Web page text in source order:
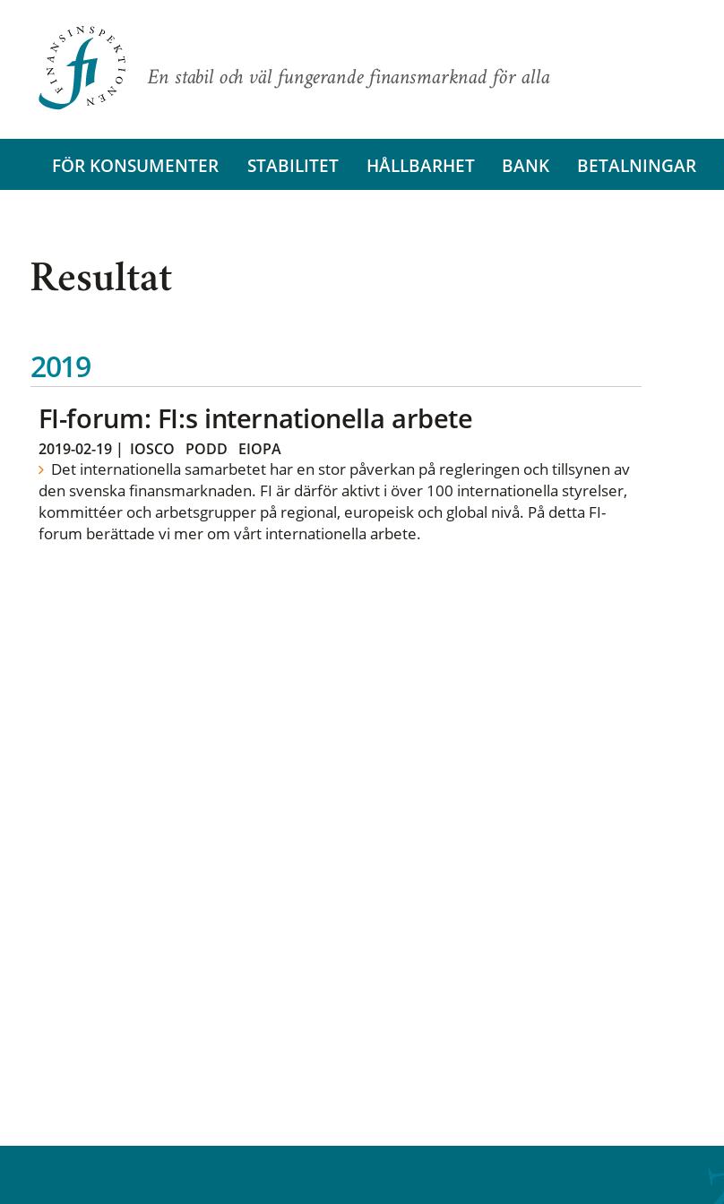
En stabil och väl fungerande finansmarknad för alla
FÖR KONSUMENTER STABILITET HÅLLBARHET BANK BETALNINGAR
Resultat
2019
FI-forum: FI:s internationella arbete
2019-02-19| IOSCO PODD EIOPA
Det internationella samarbetet har en stor påverkan på regleringen och tillsynen av
den svenska finansmarknaden. FI är därför aktivt i över 100 internationella styrelser,
kommittéer och arbetsgrupper på regional, europeisk och global nivå. På detta FI-
forum berättade vi mer om vårt internationella arbete.